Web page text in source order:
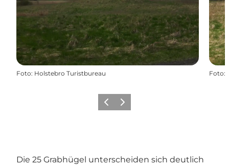
Foto: Holstebro Turistbureau Foto:
ZurückWeiter
Die 25 Grabhügel unterscheiden sich deutlich